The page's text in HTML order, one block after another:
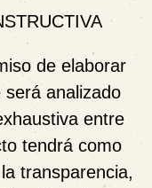
de elaborar
será analizado
entre
tendrá como
transparencia,